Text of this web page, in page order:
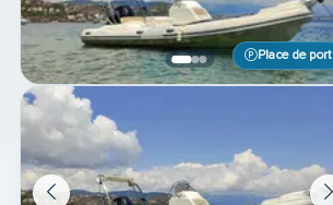
Place de port